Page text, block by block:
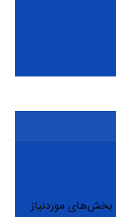
بخش‌های موردنیاز